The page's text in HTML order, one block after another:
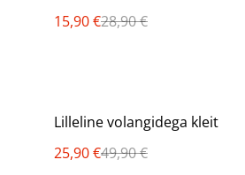
15,90 €28,90 €
%
Lilleline volangidega kleit
25,90 €49,90 €